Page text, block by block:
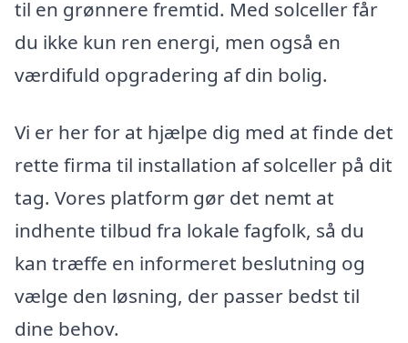
til en grønnere fremtid. Med solceller får
du ikke kun ren energi, men også en
værdifuld opgradering af din bolig.
Vi er her for at hjælpe dig med at finde det
rette firma til installation af solceller på dit
tag. Vores platform gør det nemt at
indhente tilbud fra lokale fagfolk, så du
kan træffe en informeret beslutning og
vælge den løsning, der passer bedst til
dine behov.